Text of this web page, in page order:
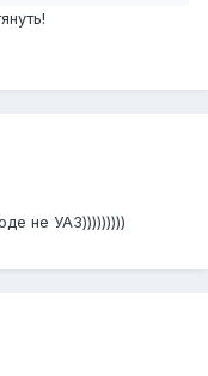
не УАЗ)))))))))